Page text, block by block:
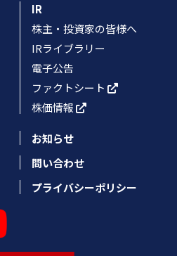
IR
株主・投資家の皆様へ
IRライブラリー
電子公告
ファクトシート
株価情報
お知らせ
問い合わせ
プライバシーポリシー